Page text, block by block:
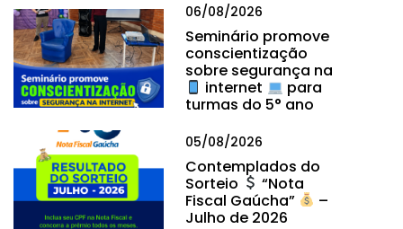
06/08/2026
Seminário promove
conscientização
sobre segurança na
internet
para
turmas do 5° ano
05/08/2026
Contemplados do
Sorteio
“Nota
Fiscal Gaúcha”
–
Julho de 2026